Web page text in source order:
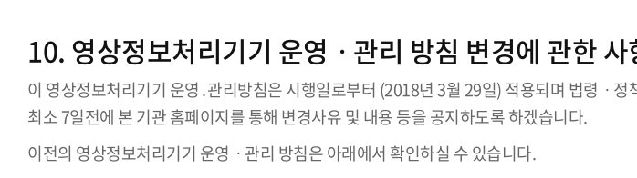
10. 영상정보처리기기 운영ㆍ관리 방침 변경에 관한 사
이 영상정보처리기기 운영․관리방침은 시행일로부터 (2018년 3월 29일) 적용되며 법령ㆍ
최소 7일전에 본 기관 홈페이지를 통해 변경사유 및 내용 등을 공지하도록 하겠습니다.
이전의 영상정보처리기기 운영ㆍ관리 방침은 아래에서 확인하실 수 있습니다.